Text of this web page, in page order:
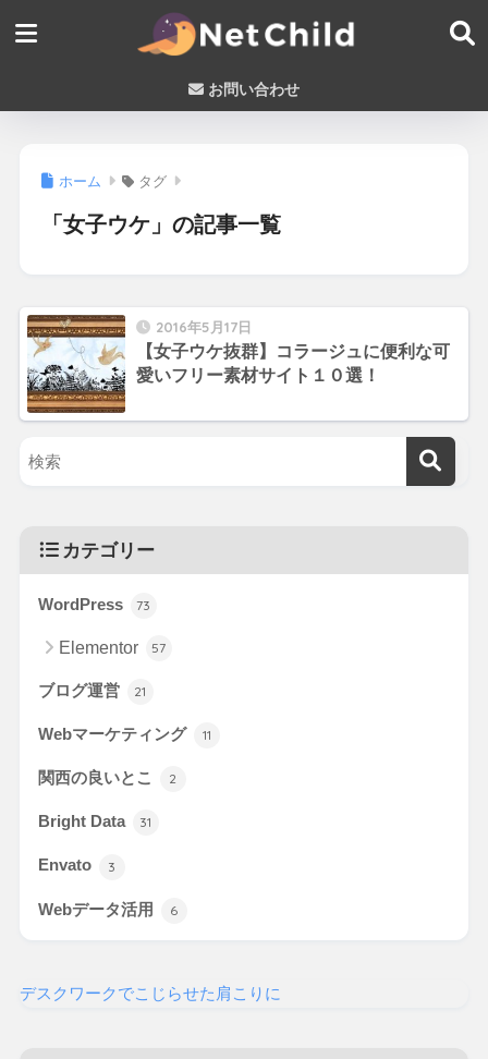
お問い合わせ
ホーム タグ
「女子ウケ」の記事一覧
2016年5月17日
【女子ウケ抜群】コラージュに便利な可
愛いフリー素材サイト１０選！
カテゴリー
WordPress 73
Elementor 57
ブログ運営 21
Webマーケティング 11
関西の良いとこ 2
Bright Data 31
Envato 3
Webデータ活用 6
デスクワークでこじらせた肩こりに